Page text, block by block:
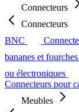
Connecteurs
Connecteurs
BNC
bananes et fourches
ou électroniques
Connecteurs pour
Meubles